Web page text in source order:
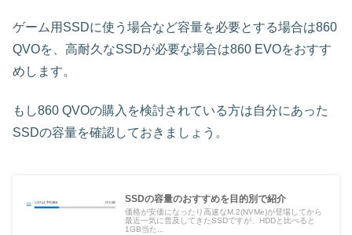
ゲーム用SSDに使う場合など容量を必要とする場合は860
QVOを、高耐久なSSDが必要な場合は860 EVOをおすす
めします。
もし860 QVOの購入を検討されている方は自分にあった
SSDの容量を確認しておきましょう。
SSDの容量のおすすめを目的別で紹介
価格が安価になったり高速なM.2(NVMe)が登場してから
最近一気に普及してきたSSDですが、HDDと比べると
1GB当た...